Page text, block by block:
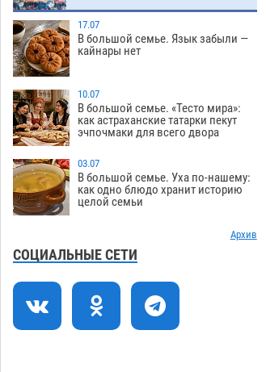
16:58
Игорь Мартынов вручил награды
тренерам и учителям физкультуры
Камызякского района
15:32
Ветеран из Астрахани отметил
столетний юбилей
08.08 617
14:19
Погибший на Донбассе волонтер из
08.08 580
13:10
Подросток, перебегавший дорогу вне
перехода, попал под колеса авто в
707
подростку получить зарплату за
честный труд
10:51
Фаворитская ноша: астраханские
17.07
В большой семье. Язык забыли —
кайнары нет
10.07
В большой семье. «Тесто мира»:
как астраханские татарки пекут
эчпочмаки для всего двора
03.07
В большой семье. Уха по-нашему:
как одно блюдо хранит историю
целой семьи
Архив
СОЦИАЛЬНЫЕ СЕТИ